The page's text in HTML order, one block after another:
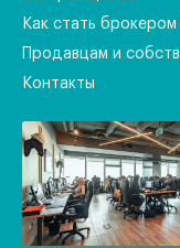
Как стать брокером
Продавцам и
Контакты